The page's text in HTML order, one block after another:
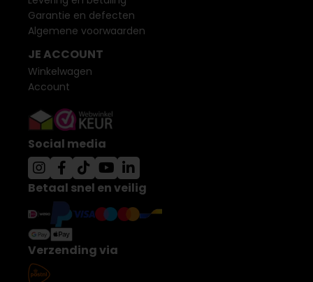
Garantie en defecten
Algemene voorwaarden
JE ACCOUNT
Winkelwagen
Account
Social media
Betaal snel en veilig
Verzending via